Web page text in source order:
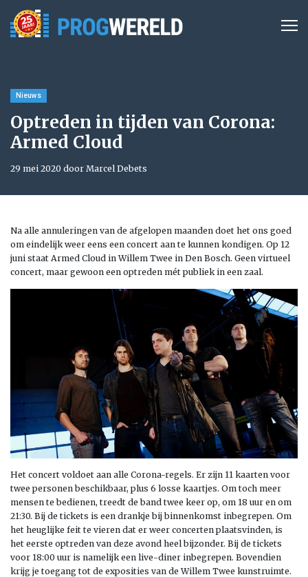
Nieuws
Optreden in tijden van Corona:
Armed Cloud
29 mei 2020 door Marcel Debets
Na alle annuleringen van de afgelopen maanden doet het ons goed
om eindelijk weer eens een concert aan te kunnen kondigen. Op 12
juni staat Armed Cloud in Willem Twee in Den Bosch. Geen virtueel
concert, maar gewoon een optreden mét publiek in een zaal.
Het concert voldoet aan alle Corona-regels. Er zijn 11 kaarten voor
twee personen beschikbaar, plus 6 losse kaartjes. Om toch meer
mensen te bedienen, treedt de band twee keer op, om 18 uur en om
21:30. Bij de tickets is een drankje bij binnenkomst inbegrepen. Om
het heuglijke feit te vieren dat er weer concerten plaatsvinden, is
het eerste optreden van deze avond heel bijzonder. Bij de tickets
voor 18:00 uur is namelijk een live-diner inbegrepen. Bovendien
krijg je toegang tot de exposities van de Willem Twee kunstruimte.